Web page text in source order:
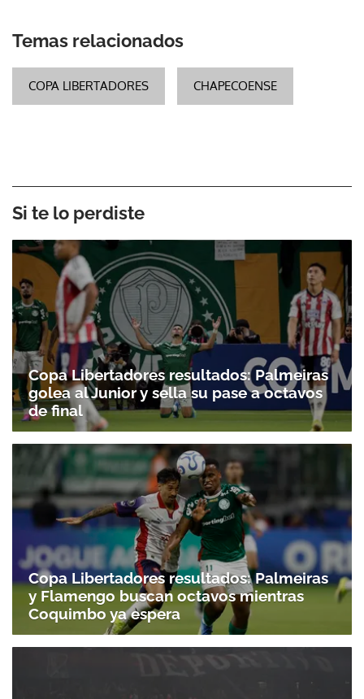
Temas relacionados
COPA LIBERTADORES CHAPECOENSE
Si te lo perdiste
Copa Libertadores resultados: Palmeiras
golea al Junior y sella su pase a octavos
de final
Copa Libertadores resultados: Palmeiras
y Flamengo buscan octavos mientras
Coquimbo ya espera